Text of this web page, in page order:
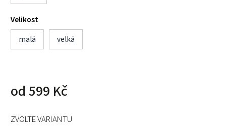
Velikost
malá
velká
od 599 Kč
ZVOLTE VARIANTU